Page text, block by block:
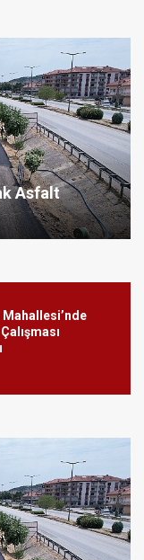
Çocuklarla
kaldırımlar
için
her köşesine